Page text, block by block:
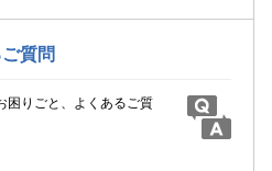
質問
困りごと、よくあるご質